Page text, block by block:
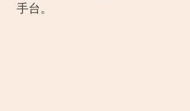
手台。